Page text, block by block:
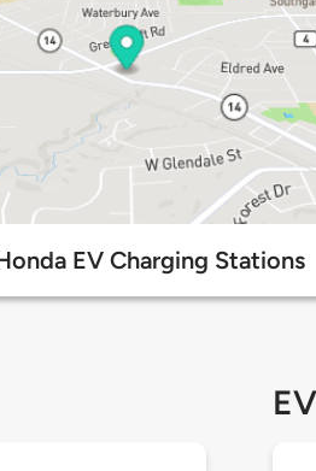
EV Charging Stations